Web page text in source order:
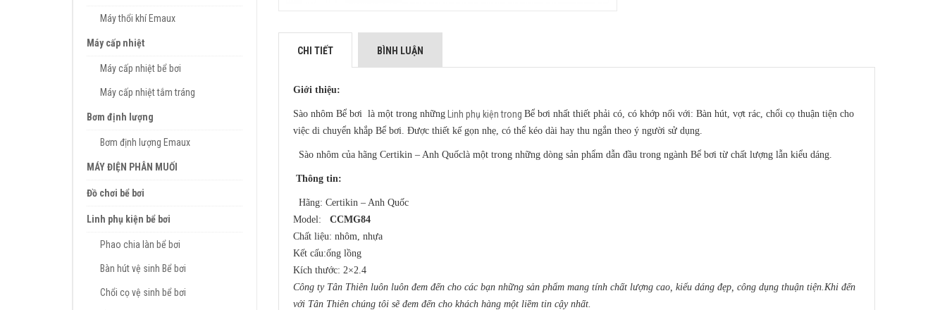
CHI TIẾT BÌNH LUẬN
Giới thiệu:
Sào nhôm Bể bơi là một trong nhữngLinh phụ kiện trong Bể bơi nhất thiết phải có, có khớp nối với: Bàn hút, vợt rác, chổi cọ thuận tiện cho
việc di chuyển khắp Bể bơi. Được thiết kế gọn nhẹ, có thể kéo dài hay thu ngắn theo ý người sử dụng.
Sào nhôm của hãng Certikin – Anh Quốclà một trong những dòng sản phẩm dẫn đầu trong ngành Bể bơi từ chất lượng lẫn kiểu dáng.
Thông tin:
Hãng: Certikin – Anh Quốc
Model:
CCMG84
Chất liệu: nhôm, nhựa
Kết cấu:ống lồng
Kích thước: 2×2.4
Công ty Tân Thiên luôn luôn đem đến cho các bạn những sản phẩm mang tính chất lượng cao, kiểu dáng đẹp, công dụng thuận tiện.Khi đến
với Tân Thiên chúng tôi sẽ đem đến cho khách hàng một liềm tin cậy nhất.
Máy thổi khí Emaux
Máy cấp nhiệt
Máy cấp nhiệt bể bơi
Máy cấp nhiệt tắm tráng
Bơm định lượng
Bơm định lượng Emaux
MÁY ĐIỆN PHÂN MUỐI
Đồ chơi bể bơi
Linh phụ kiện bể bơi
Phao chia làn bể bơi
Bàn hút vệ sinh Bể bơi
Chổi cọ vệ sinh bể bơi